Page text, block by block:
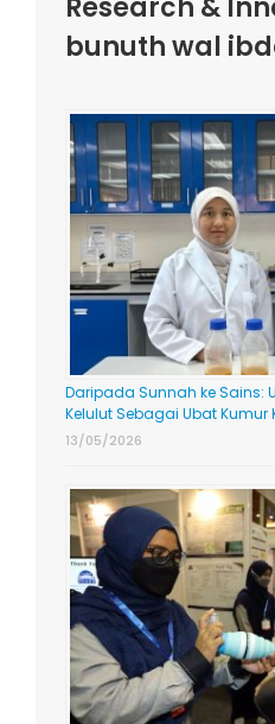
Research &
bunuth wal
Daripada Sunnah ke Sains:
Kelulut Sebagai Ubat Kumur
13/05/2026